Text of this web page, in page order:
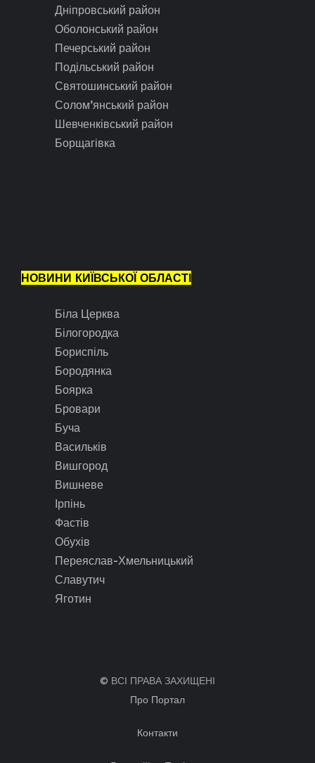
Дніпровський район
Оболонський район
Печерський район
Подільський район
Святошинський район
Солом’янський район
Шевченківський район
Борщагівка
НОВИНИ КИЇВСЬКОЇ ОБЛАСТІ
Біла Церква
Білогородка
Бориспіль
Бородянка
Боярка
Бровари
Буча
Васильків
Вишгород
Вишневе
Ірпінь
Фастів
Обухів
Переяслав-Хмельницький
Славутич
Яготин
© ВСІ ПРАВА ЗАХИЩЕНІ
Про Портал
Контакти